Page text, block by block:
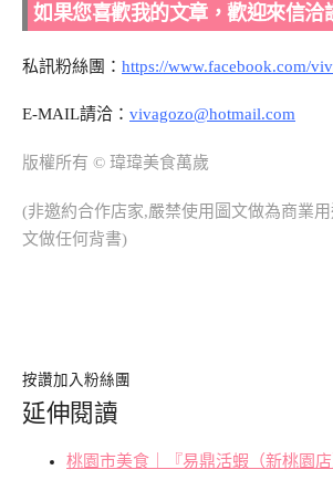
如果您喜歡我的文章，歡迎來信洽
私訊粉絲團： https://www.facebook.com/
E-MAIL請洽： vivagozo@hotmail.com
版權所有 © 瑋瑋美食萬歲
(非邀約合作店家,嚴禁使用圖文做為商業
文做任何背書)
按讚加入粉絲團
延伸閱讀
桃園市美食｜『易鼎活蝦（新桃園